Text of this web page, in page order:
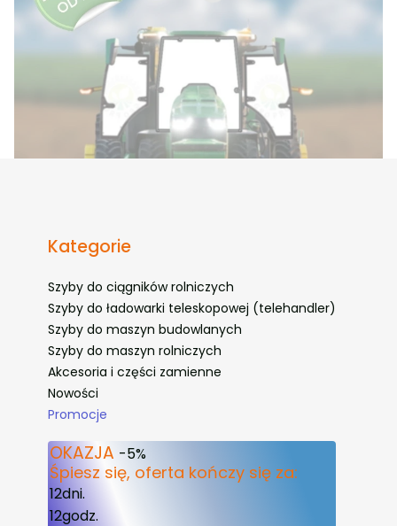
Kategorie
Szyby do ciągników rolniczych
Szyby do ładowarki teleskopowej (telehandler)
Szyby do maszyn budowlanych
Szyby do maszyn rolniczych
Akcesoria i części zamienne
Nowości
Promocje
Koniec menu
OKAZJA -5%
Śpiesz się, oferta kończy się za:
12dni.
12godz.